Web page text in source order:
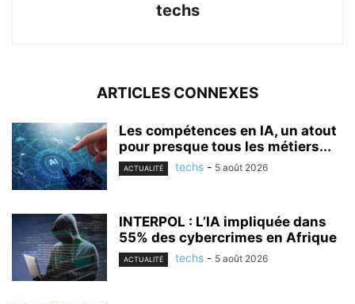
techs
ARTICLES CONNEXES
Les compétences en IA, un atout
pour presque tous les métiers...
ACTUALITÉ techs - 5 août 2026
INTERPOL : L’IA impliquée dans
55% des cybercrimes en Afrique
ACTUALITÉ techs - 5 août 2026